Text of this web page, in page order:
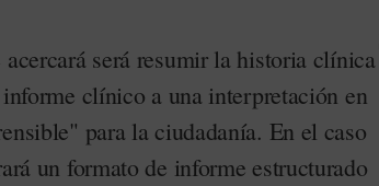
será resumir la historia clínica
clínico a una interpretación en
para la ciudadanía. En el caso
un formato de informe estructurado